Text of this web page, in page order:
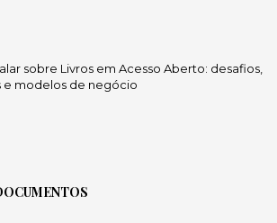
sobre Livros em Acesso Aberto: desafios,
e modelos de negócio